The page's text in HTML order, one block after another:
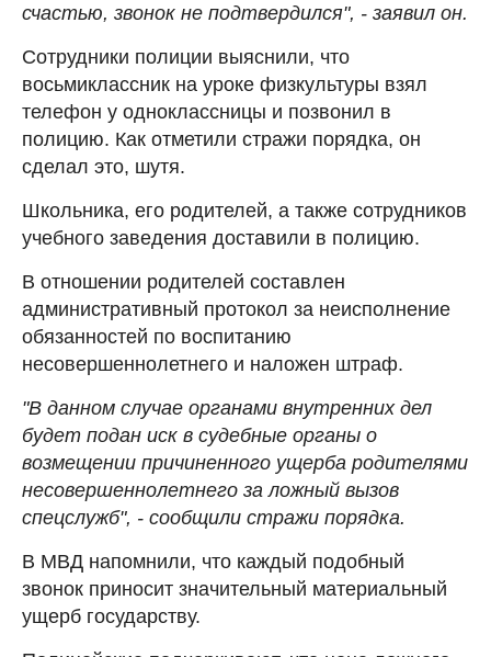
счастью, звонок не подтвердился", - заявил он.
Сотрудники полиции выяснили, что
восьмиклассник на уроке физкультуры взял
телефон у одноклассницы и позвонил в
полицию. Как отметили стражи порядка, он
сделал это, шутя.
Школьника, его родителей, а также сотрудников
учебного заведения доставили в полицию.
В отношении родителей составлен
административный протокол за неисполнение
обязанностей по воспитанию
несовершеннолетнего и наложен штраф.
"В данном случае органами внутренних дел
будет подан иск в судебные органы о
возмещении причиненного ущерба родителями
несовершеннолетнего за ложный вызов
спецслужб", - сообщили стражи порядка.
В МВД напомнили, что каждый подобный
звонок приносит значительный материальный
ущерб государству.